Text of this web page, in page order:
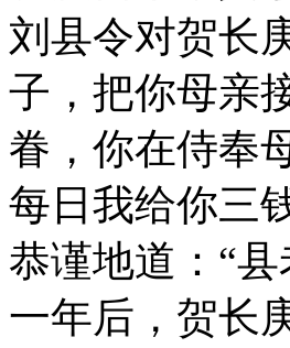
刘县令对贺长
子，把你母亲
眷，你在侍奉
每日我给你三
恭谨地道：“
一年后，贺长